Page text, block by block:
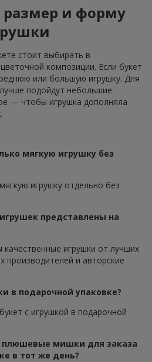
размер и форму
стоит выбирать в
композиции. Если букет
или большую игрушку. Для
подойдут небольшие
— чтобы игрушка дополняла
мягкую игрушку без
игрушку отдельно без
представлены на
качественные игрушки от лучших
производителей и авторские
в подарочной упаковке?
с игрушкой в подарочной
мишки для заказа
в тот же день?